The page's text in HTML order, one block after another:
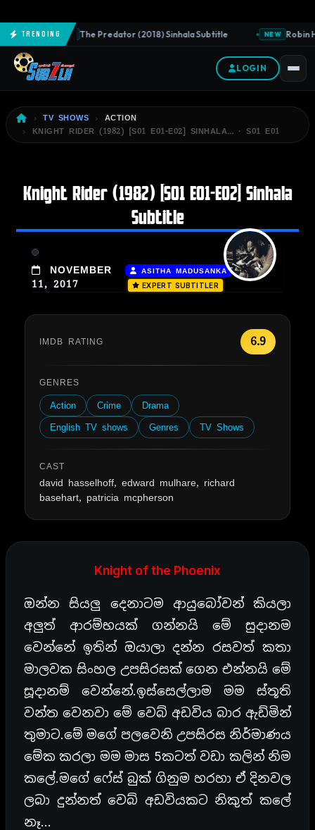
TrendingNEW The Predator (2018) Sinhala Subtitle NEW Robin
LOGIN
TV SHOWS
ACTION
KNIGHT RIDER (1982) [S01 E01-E02] SINHALA… · S01 E01
Knight Rider (1982) [S01 E01-E02] Sinhala
Subtitle
NOVEMBER
11, 2017
ASITHA MADUSANKA |
EXPERT SUBTITLER
IMDB RATING 6.9
GENRES
Action Crime
Drama
English TV shows
Genres TV Shows
CAST
david hasselhoff, edward mulhare, richard
basehart, patricia mcpherson
Knight of the Phoenix
ඔන්න සියලු දෙනාටම ආයුබෝවන් කියලා
අලුත් ආරම්භයක් ගන්නයි මේ සුදානම
වෙන්නේ ඉතින් ඔයාලා දන්න රසවත් කතා
මාලවක සිංහල උපසිරසක් ගෙන එන්නයි මේ
සූදානම් වෙන්නේ.ඉස්සෙල්ලාම මම ස්තූති
වන්ත වෙනවා මේ වෙබ් අඩවිය බාර ඇඩ්මින්
තුමාට.මේ මගේ පලවෙනි උපසිරස නිර්මාණය
මේක කරලා මම මාස 5කටත් වඩා කලින් නිම
කලේ.මගේ ෆේස් බුක් ගිනුම හරහා ඒ දිනවල
ලබා දුන්නත් වෙබ් අඩවියකට නිකුත් කලේ
නෑ…